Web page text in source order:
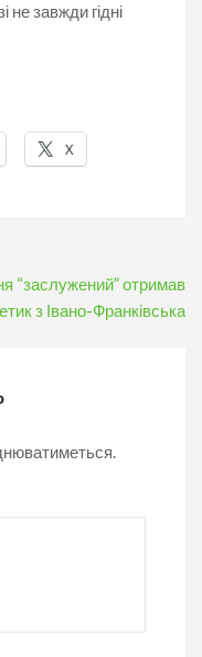
не завжди гідні
X
“заслужений” отримав
з Івано-Франківська